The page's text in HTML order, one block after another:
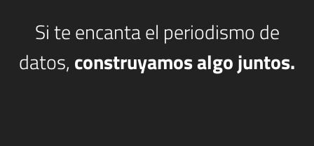
Si te encanta el periodismo de
datos, construyamos algo juntos.